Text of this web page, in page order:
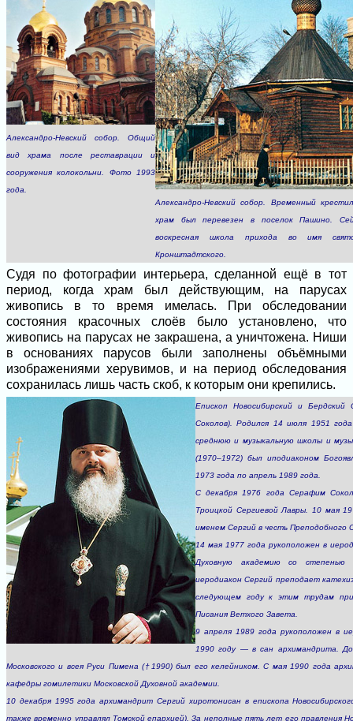
Александро-Невский собор. Общий
вид храма после реставрации и
сооружения колокольни. Фото 1993
года.
Александро-Невский собор. Временный
храм был перевезен в поселок Пашино.
воскресная школа прихода во имя
Кронштадтского.
Судя по фотографии интерьера, сделанной ещё в тот
период, когда храм был действующим, на парусах
живопись в то время имелась. При обследовании
состояния красочных слоёв было установлено, что
живопись на парусах не закрашена, а уничтожена. Ниши
в основаниях парусов были заполнены объёмными
изображениями херувимов, и на период обследования
сохранилась лишь часть скоб, к которым они крепились.
Епископ Новосибирский и
Соколов). Родился 14 июля 1951
среднюю и музыкальную школы и
(1970–1972) был иподиаконом
1973 года по апрель 1989 года.
С декабря 1976 года Серафим
Троицкой Сергиевой Лавры. 10 мая
именем Сергий в честь Преподобного
14 мая 1977 года рукоположен в
Духовную академию со степенью
иеродиакон Сергий преподает
следующем году к этим трудам
Писания Ветхого Завета.
9 апреля 1989 года рукоположен в
1990 году — в сан архимандрита.
Московского и всея Руси Пимена (†1990) был его келейником. С мая 1990 года
кафедры гомилетики Московской Духовной академии.
10 декабря 1995 года архимандрит Сергий хиротонисан в епископа
также временно управлял Томской епархией). За неполные пять лет его правления